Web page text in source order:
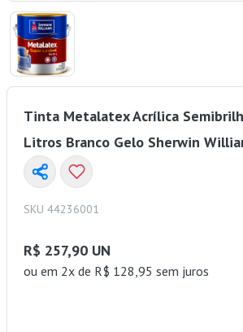
Tinta Metalatex Acrílica
Litros Branco Gelo Sherwin
SKU 44236001
R$ 257,90 UN
ou em 2x de R$ 128,95 sem juros